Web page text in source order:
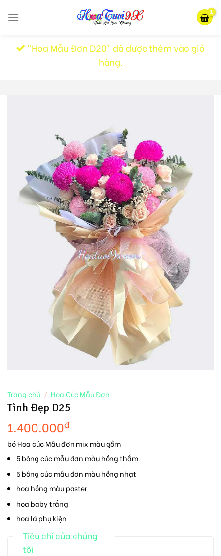
“Hoa Mẫu Đơn D20” đã được thêm vào giỏ
hàng.
Trang chủ / Hoa Cúc Mẫu Đơn
Tình Đẹp D25
1.400.000₫
bó Hoa cúc Mẫu đơn mix màu gồm
5 bông cúc mẫu đơn màu hồng thắm
5 bông cúc mẫu đơn màu hồng nhạt
hoa hồng màu paster
hoa baby trắng
hoa lá phụ kiện
Tiêu chí của chúng
tôi